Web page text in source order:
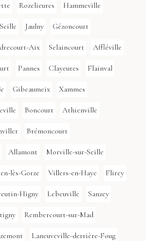
Rozelieures Hammeville
Jaulny Gézoncourt
Aix Selaincourt Affléville
Pannes Clayeures Flainval
Gibeaumeix Xammes
Boncourt Athienville
Brémoncourt
Allamont Morville-sur-Seille
lès-Gorze Villers-en-Haye Flirey
Higny Lebeuville Sanzey
Rembercourt-sur-Mad
Laneuveville-derrière-Foug